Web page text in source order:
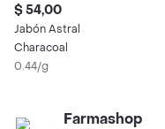
$ 54,00
Jabón Astral
Characoal
0.44/g
Farmashop